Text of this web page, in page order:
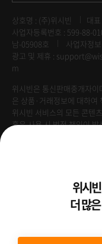
상호명 : (주)위시빈 대
사업자등록번호 : 599-88-
남-05908호
사업자정
광고 및 제휴 :
m
위시빈은 통신판매중개자
은 상품·거래정보에 대하여
위시빈 서비스의 모든 콘텐
혹은 사용 시 법적 책임이
Venture Enterprise위시
더 많